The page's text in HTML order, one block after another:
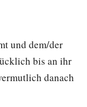
und dem/der
bis an ihr
danach